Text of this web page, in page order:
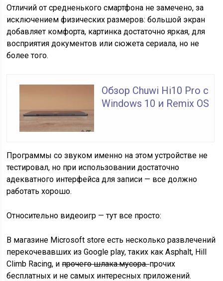
Отличий от средненького смартфона не замечено, за
исключением физических размеров: большой экран
добавляет комфорта, картинка достаточно яркая, для
восприятия документов или сюжета сериала, но не
более того.
Обзор Chuwi Hi10 Pro с
Windows 10 и Remix OS
Программы со звуком именно на этом устройстве не
тестировал, но при использовании достаточно
адекватного интерфейса для записи — все должно
работать хорошо.
Относительно видеоигр — тут все просто:
В магазине Microsoft store есть несколько развлечений
перекочевавших из Google play, таких как Asphalt, Hill
Climb Racing, ипрочего шлака.мусора.прочих
бесплатных и не самых интересных приложений.